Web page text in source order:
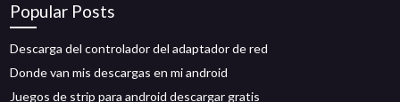
Popular Posts
Descarga del controlador del adaptador de red
Donde van mis descargas en mi android
Juegos de strip para android descargar gratis